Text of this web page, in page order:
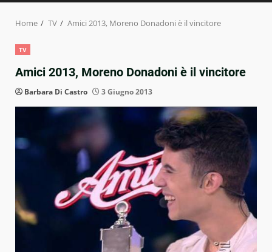
Home TV Amici 2013, Moreno Donadoni è il vincitore
TV
Amici 2013, Moreno Donadoni è il vincitore
Barbara Di Castro 3 Giugno 2013